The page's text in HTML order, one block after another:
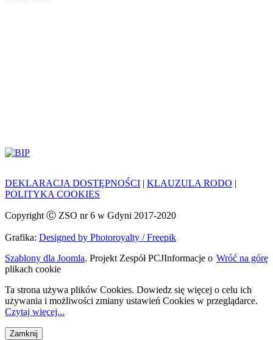
DEKLARACJA DOSTĘPNOŚCI | KLAUZULA RODO |
POLITYKA COOKIES
Copyright Ⓒ ZSO nr 6 w Gdyni 2017-2020
Grafika: Designed by Photoroyalty / Freepik
Szablony dla Joomla. Projekt Zespół PCJ Wróć na górę
Informacje o
plikach cookie
Ta strona używa plików Cookies. Dowiedz się więcej o celu ich
używania i możliwości zmiany ustawień Cookies w przeglądarce.
Czytaj więcej...